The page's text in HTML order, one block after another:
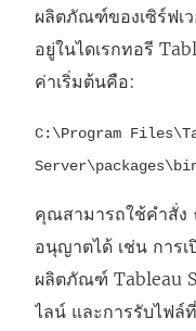
ผลิตภัณฑ์ของเซิร์ฟเ
อยู่ในไดเรกทอรี
ค่าเริ่มต้นคือ:
C:\Program
คุณสามารถใช้คำสั่ง
อนุญาตได้ เช่น การ
ผลิตภัณฑ์ Tableau
ไลน์ และการรับไฟล์